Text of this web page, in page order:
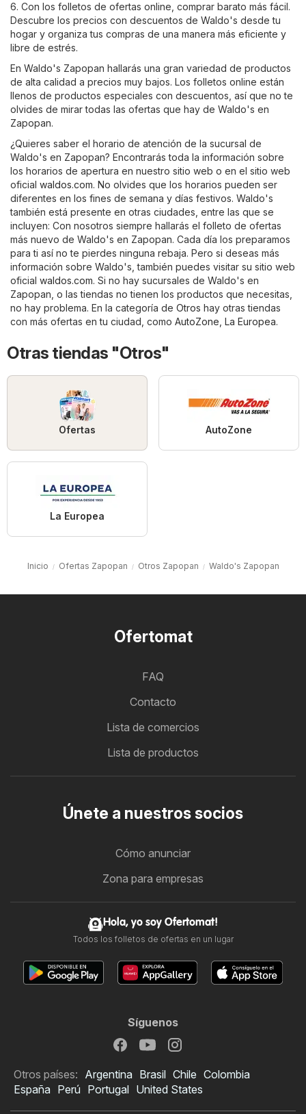
6. Con los folletos de ofertas online, comprar barato más fácil.
Descubre los precios con descuentos de Waldo's desde tu
hogar y organiza tus compras de una manera más eficiente y
libre de estrés.
En Waldo's Zapopan hallarás una gran variedad de productos
de alta calidad a precios muy bajos. Los folletos online están
llenos de productos especiales con descuentos, así que no te
olvides de mirar todas las ofertas que hay de Waldo's en
Zapopan.
¿Quieres saber el horario de atención de la sucursal de
Waldo's en Zapopan? Encontrarás toda la información sobre
los horarios de apertura en nuestro sitio web o en el sitio web
oficial waldos.com. No olvides que los horarios pueden ser
diferentes en los fines de semana y días festivos. Waldo's
también está presente en otras ciudades, entre las que se
incluyen: Con nosotros siempre hallarás el folleto de ofertas
más nuevo de Waldo's en Zapopan. Cada día los preparamos
para ti así no te pierdes ninguna rebaja. Pero si deseas más
información sobre Waldo's, también puedes visitar su sitio web
oficial waldos.com. Si no hay sucursales de Waldo's en
Zapopan, o las tiendas no tienen los productos que necesitas,
no hay problema. En la categoría de Otros hay otras tiendas
con más ofertas en tu ciudad, como AutoZone La Europea.
Otras tiendas "Otros"
Ofertas AutoZone
La Europea
Inicio Ofertas Zapopan Otros Zapopan Waldo's Zapopan
Ofertomat
FAQ
Contacto
Lista de comercios
Lista de productos
Únete a nuestros socios
Cómo anunciar
Zona para empresas
Hola, yo soy Ofertomat!
Todos los folletos de ofertas en un lugar
Síguenos
Otros países: Argentina Brasil Chile Colombia
España Perú Portugal United States